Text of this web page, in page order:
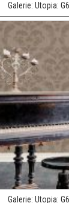
Galerie: Utopia:
Galerie: Utopia: